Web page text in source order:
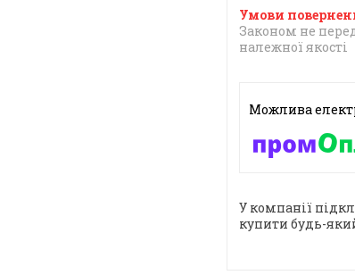
Законом не
належної якості
У компанії
купити будь-